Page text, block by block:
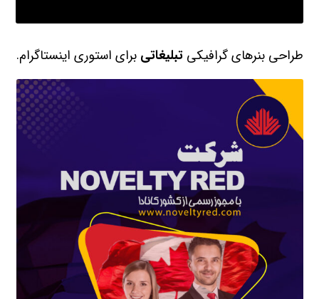
طراحی بنرهای گرافیکی تبلیغاتیبرای استوری اینستاگرام.